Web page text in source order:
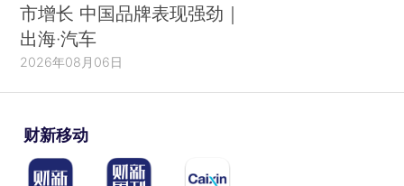
市增长 中国品牌表现强劲｜
出海·汽车
2026年08月06日
财新移动